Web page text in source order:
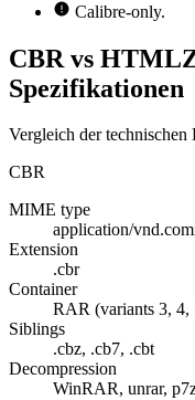
Calibre-only.
CBR vs
Spezifikationen
Vergleich der technischen
CBR
MIME type
application/
Extension
.cbr
Container
RAR (variants 3, 4,
Siblings
.cbz, .cb7, .cbt
Decompression
WinRAR, unrar,